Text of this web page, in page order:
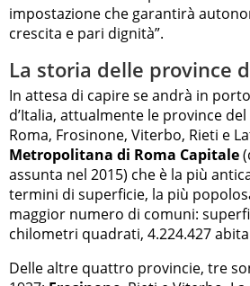
impostazione che garantirà
crescita e pari dignità”.
La storia delle province
In attesa di capire se andrà in
d’Italia, attualmente le province
Roma, Frosinone, Viterbo, Rieti e
Metropolitana di Roma Capitale
assunta nel 2015) che è la più
termini di superficie, la più
maggior numero di comuni:
chilometri quadrati, 4.224.427
Delle altre quattro provincie, tre